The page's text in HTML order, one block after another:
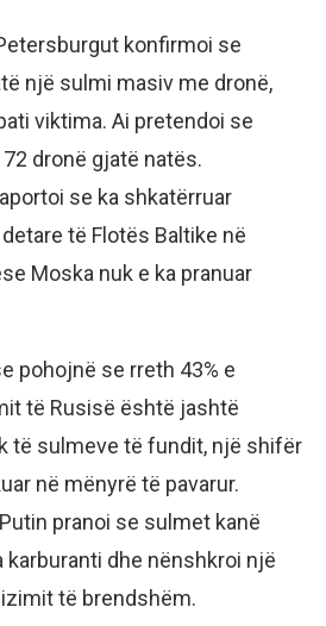
konfirmoi se
një sulmi masiv me dronë,
viktima. Ai pretendoi se
dronë gjatë natës.
se ka shkatërruar
të Flotës Baltike në
Moska nuk e ka pranuar
pohojnë se rreth 43% e
të Rusisë është jashtë
të sulmeve të fundit, një shifër
në mënyrë të pavarur.
pranoi se sulmet kanë
dhe nënshkroi një
të brendshëm.